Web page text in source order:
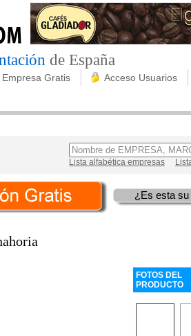
de España
Empresa Gratis Acceso Usuarios
Lista alfabética empresas
¿Es esta
FOTOS DEL
PRODUCTO